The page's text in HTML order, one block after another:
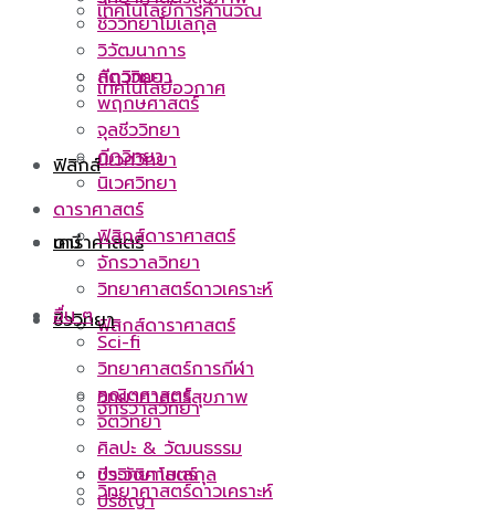
กีฏวิทยา
นิเวศวิทยา
ดาราศาสตร์
ฟิสิกส์ดาราศาสตร์
จักรวาลวิทยา
วิทยาศาสตร์ดาวเคราะห์
เทคโนโลยีการคำนวณ
เทคโนโลยีอวกาศ
ฟิสิกส์
เคมี
ชีววิทยา
วิทยาศาสตร์สุขภาพ
ชีววิทยาโมเลกุล
ชีววิทยาโมเลกุล
วิวัฒนาการ
สัตววิทยา
พฤกษศาสตร์
จุลชีววิทยา
กีฏวิทยา
นิเวศวิทยา
ดาราศาสตร์
ฟิสิกส์ดาราศาสตร์
จักรวาลวิทยา
วิทยาศาสตร์ดาวเคราะห์
อื่น ๆ
Sci-fi
วิทยาศาสตร์การกีฬา
คณิตศาสตร์
จิตวิทยา
ศิลปะ & วัฒนธรรม
ประวัติศาสตร์
ปรัชญา